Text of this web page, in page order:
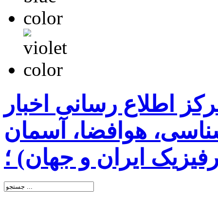
اطلاع رسانی اخبار
هوافضا، آسمان
ایران و جهان) ؛